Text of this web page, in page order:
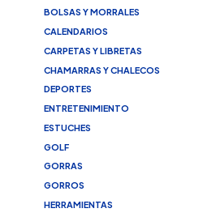
BOLSAS Y MORRALES
CALENDARIOS
CARPETAS Y LIBRETAS
CHAMARRAS Y CHALECOS
DEPORTES
ENTRETENIMIENTO
ESTUCHES
GOLF
GORRAS
GORROS
HERRAMIENTAS